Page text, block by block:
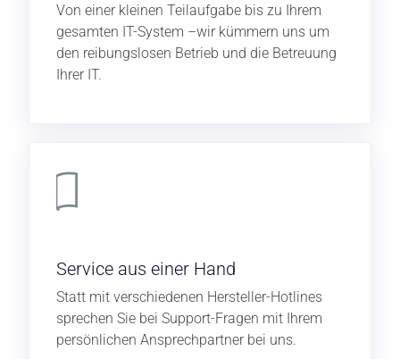
Von einer kleinen Teilaufgabe bis zu Ihrem
gesamten IT-System –wir kümmern uns um
den reibungslosen Betrieb und die Betreuung
Ihrer IT.
Service aus einer Hand
Statt mit verschiedenen Hersteller-Hotlines
sprechen Sie bei Support-Fragen mit Ihrem
persönlichen Ansprechpartner bei uns.